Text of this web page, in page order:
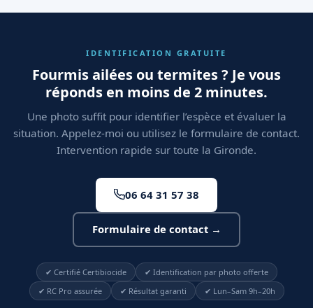
IDENTIFICATION GRATUITE
Fourmis ailées ou termites ? Je vous
réponds en moins de 2 minutes.
Une photo suffit pour identifier l’espèce et évaluer la
situation. Appelez-moi ou utilisez le formulaire de contact.
Intervention rapide sur toute la Gironde.
06 64 31 57 38
Formulaire de contact →
✔ Certifié Certibiocide
✔ Identification par photo offerte
✔ RC Pro assurée
✔ Résultat garanti ✔ Lun–Sam 9h–20h